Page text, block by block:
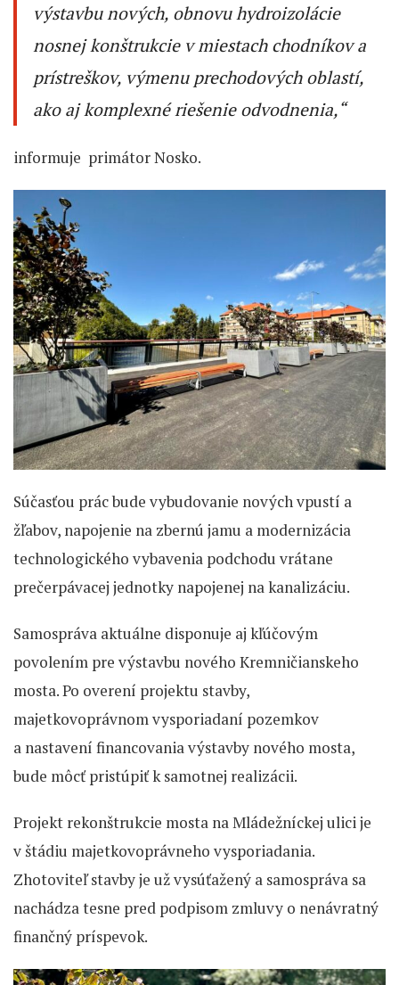
výstavbu nových, obnovu hydroizolácie
nosnej konštrukcie v miestach chodníkov a
prístreškov, výmenu prechodových oblastí,
ako aj komplexné riešenie odvodnenia,“
informuje primátor Nosko.
Súčasťou prác bude vybudovanie nových vpustí a
žľabov, napojenie na zbernú jamu a modernizácia
technologického vybavenia podchodu vrátane
prečerpávacej jednotky napojenej na kanalizáciu.
Samospráva aktuálne disponuje aj kľúčovým
povolením pre výstavbu nového Kremničianskeho
mosta. Po overení projektu stavby,
majetkovoprávnom vysporiadaní pozemkov
a nastavení financovania výstavby nového mosta,
bude môcť pristúpiť k samotnej realizácii.
Projekt rekonštrukcie mosta na Mládežníckej ulici je
v štádiu majetkovoprávneho vysporiadania.
Zhotoviteľ stavby je už vysúťažený a samospráva sa
nachádza tesne pred podpisom zmluvy o nenávratný
finančný príspevok.